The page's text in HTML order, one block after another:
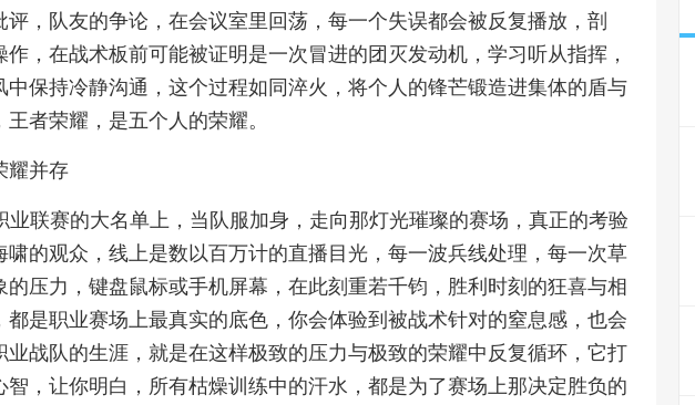
，队友的争论，在会议室里回荡，每一个失误都会被反复播放，剖
，在战术板前可能被证明是一次冒进的团灭发动机，学习听从指挥，
保持冷静沟通，这个过程如同淬火，将个人的锋芒锻造进集体的盾与
者荣耀，是五个人的荣耀。
耀并存
业联赛的大名单上，当队服加身，走向那灯光璀璨的赛场，真正的考验
的观众，线上是数以百万计的直播目光，每一波兵线处理，每一次草
压力，键盘鼠标或手机屏幕，在此刻重若千钧，胜利时刻的狂喜与相
是职业赛场上最真实的底色，你会体验到被战术针对的窒息感，也会
战队的生涯，就是在这样极致的压力与极致的荣耀中反复循环，它打
智，让你明白，所有枯燥训练中的汗水，都是为了赛场上那决定胜负的